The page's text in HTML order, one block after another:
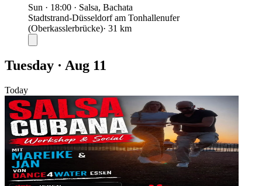
Sun · 18:00 · Salsa, Bachata
Stadtstrand-Düsseldorf am Tonhallenufer
(Oberkasslerbrücke)· 31 km
Tuesday · Aug 11
Today